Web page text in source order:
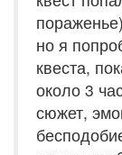
но я
квеста,
около 3
сюжет,